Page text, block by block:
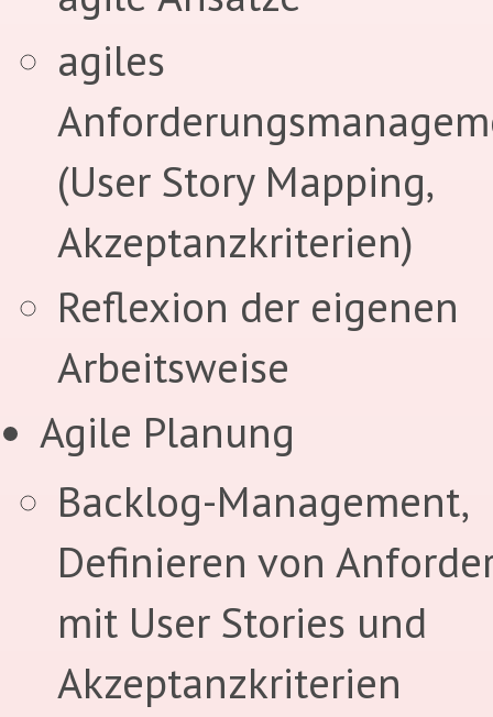
agiles
(User Story Mapping,
Akzeptanzkriterien)
Reflexion der eigenen
Arbeitsweise
Agile Planung
Backlog-Management,
Definieren von
mit User Stories und
Akzeptanzkriterien